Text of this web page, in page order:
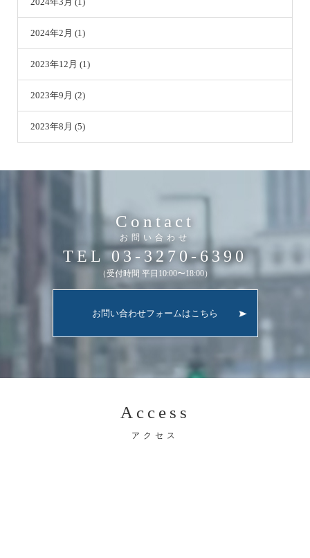
2024年2月 (1)
2023年12月 (1)
2023年9月 (2)
2023年8月 (5)
Contact
お問い合わせ
TEL 03-3270-6390
（受付時間 平日10:00〜18:00）
お問い合わせフォームはこちら
Access
アクセス